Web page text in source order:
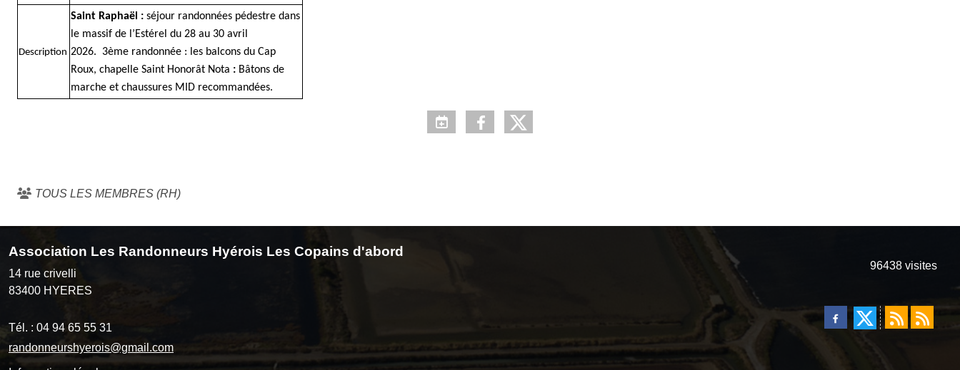
Description
Saint Raphaël : séjour randonnées pédestre dans
le massif de l’Estérel du 28 au 30 avril
2026. 3ème randonnée : les balcons du Cap
Roux, chapelle Saint Honorât Nota : Bâtons de
marche et chaussures MID recommandées.
TOUS LES MEMBRES (RH)
Association Les Randonneurs Hyérois Les Copains d'abord
14 rue crivelli
83400 HYERES
Tél. : 04 94 65 55 31
randonneurshyerois@gmail.com
96438 visites